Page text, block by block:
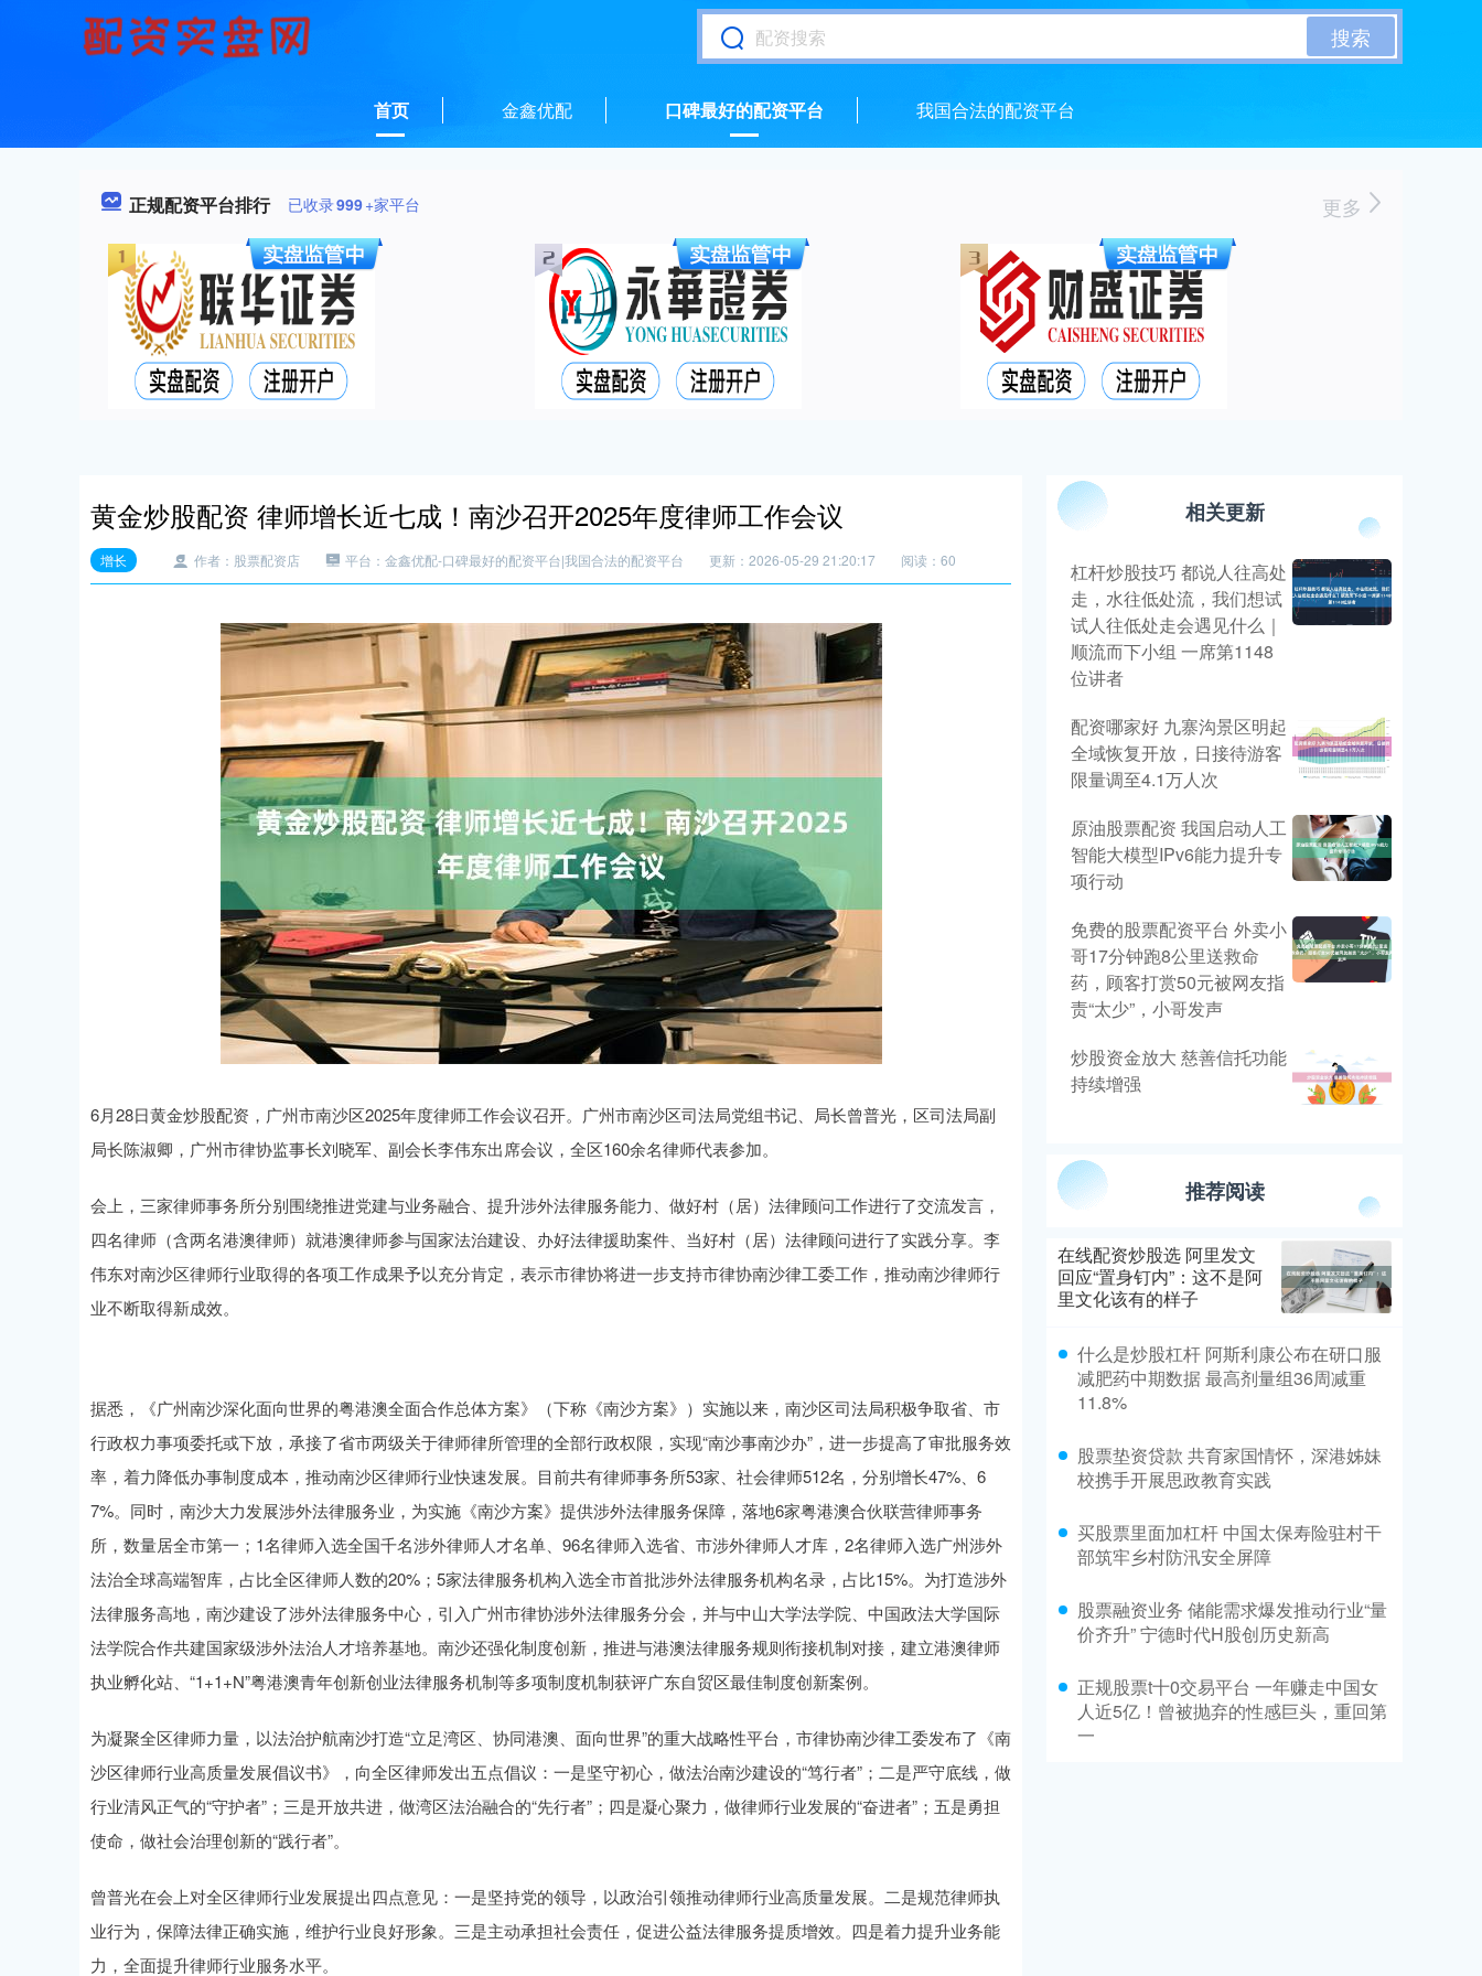
搜索
首页 金鑫优配 口碑最好的配资平台 我国合法的配资平台
正规配资平台排行 已收录999+家平台 更多
黄金炒股配资 律师增长近七成！南沙召开2025年度律师工作会议
增长 作者：股票配资店 平台：金鑫优配-口碑最好的配资平台|我国合法的配资平台 更新：2026-05-29 21:20:17 阅读：60
6月28日黄金炒股配资，广州市南沙区2025年度律师工作会议召开。广州市南沙区司法局党组书记、局长曾普光，区司法局副
局长陈淑卿，广州市律协监事长刘晓军、副会长李伟东出席会议，全区160余名律师代表参加。
会上，三家律师事务所分别围绕推进党建与业务融合、提升涉外法律服务能力、做好村（居）法律顾问工作进行了交流发言，
四名律师（含两名港澳律师）就港澳律师参与国家法治建设、办好法律援助案件、当好村（居）法律顾问进行了实践分享。李
伟东对南沙区律师行业取得的各项工作成果予以充分肯定，表示市律协将进一步支持市律协南沙律工委工作，推动南沙律师行
业不断取得新成效。
据悉，《广州南沙深化面向世界的粤港澳全面合作总体方案》（下称《南沙方案》）实施以来，南沙区司法局积极争取省、市
行政权力事项委托或下放，承接了省市两级关于律师律所管理的全部行政权限，实现“南沙事南沙办”，进一步提高了审批服务效
率，着力降低办事制度成本，推动南沙区律师行业快速发展。目前共有律师事务所53家、社会律师512名，分别增长47%、6
7%。同时，南沙大力发展涉外法律服务业，为实施《南沙方案》提供涉外法律服务保障，落地6家粤港澳合伙联营律师事务
所，数量居全市第一；1名律师入选全国千名涉外律师人才名单、96名律师入选省、市涉外律师人才库，2名律师入选广州涉外
法治全球高端智库，占比全区律师人数的20%；5家法律服务机构入选全市首批涉外法律服务机构名录，占比15%。为打造涉外
法律服务高地，南沙建设了涉外法律服务中心，引入广州市律协涉外法律服务分会，并与中山大学法学院、中国政法大学国际
法学院合作共建国家级涉外法治人才培养基地。南沙还强化制度创新，推进与港澳法律服务规则衔接机制对接，建立港澳律师
执业孵化站、“1+1+N”粤港澳青年创新创业法律服务机制等多项制度机制获评广东自贸区最佳制度创新案例。
为凝聚全区律师力量，以法治护航南沙打造“立足湾区、协同港澳、面向世界”的重大战略性平台，市律协南沙律工委发布了《南
沙区律师行业高质量发展倡议书》，向全区律师发出五点倡议：一是坚守初心，做法治南沙建设的“笃行者”；二是严守底线，做
行业清风正气的“守护者”；三是开放共进，做湾区法治融合的“先行者”；四是凝心聚力，做律师行业发展的“奋进者”；五是勇担
使命，做社会治理创新的“践行者”。
曾普光在会上对全区律师行业发展提出四点意见：一是坚持党的领导，以政治引领推动律师行业高质量发展。二是规范律师执
业行为，保障法律正确实施，维护行业良好形象。三是主动承担社会责任，促进公益法律服务提质增效。四是着力提升业务能
力，全面提升律师行业服务水平。
相关更新
杠杆炒股技巧 都说人往高处
走，水往低处流，我们想试
试人往低处走会遇见什么｜
顺流而下小组 一席第1148
位讲者
配资哪家好 九寨沟景区明起
全域恢复开放，日接待游客
限量调至4.1万人次
原油股票配资 我国启动人工
智能大模型IPv6能力提升专
项行动
免费的股票配资平台 外卖小
哥17分钟跑8公里送救命
药，顾客打赏50元被网友指
责“太少”，小哥发声
炒股资金放大 慈善信托功能
持续增强
推荐阅读
在线配资炒股选 阿里发文
回应“置身钉内”：这不是阿
里文化该有的样子
什么是炒股杠杆 阿斯利康公布在研口服
减肥药中期数据 最高剂量组36周减重
11.8%
股票垫资贷款 共育家国情怀，深港姊妹
校携手开展思政教育实践
买股票里面加杠杆 中国太保寿险驻村干
部筑牢乡村防汛安全屏障
股票融资业务 储能需求爆发推动行业“量
价齐升” 宁德时代H股创历史新高
正规股票t十0交易平台 一年赚走中国女
人近5亿！曾被抛弃的性感巨头，重回第
一